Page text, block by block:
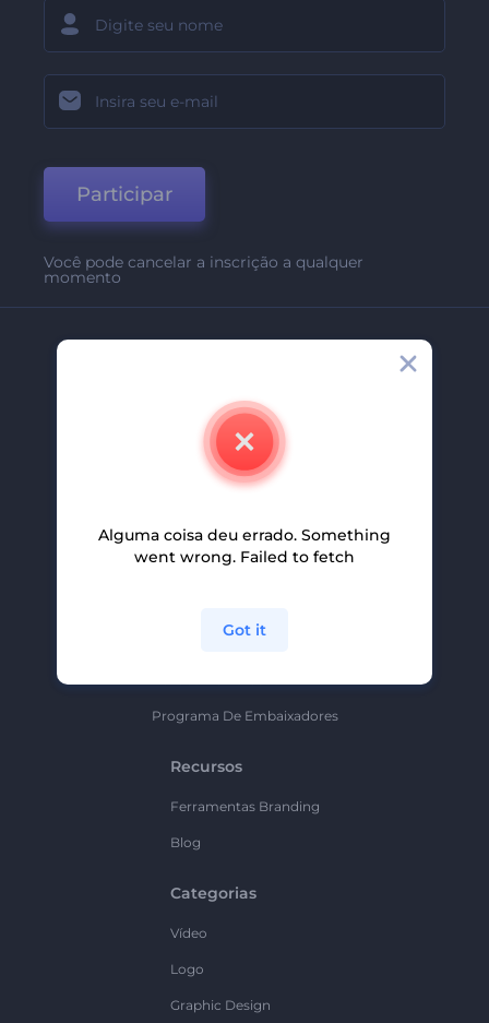
Participar
Você pode cancelar a inscrição a qualquer
momento
Contate-Nos
Carreiras
Programa De Afiliados
Programa De Embaixadores
Recursos
Ferramentas Branding
Blog
Categorias
Vídeo
Logo
Graphic Design
Alguma coisa deu errado. Something
went wrong. Failed to fetch
Got it